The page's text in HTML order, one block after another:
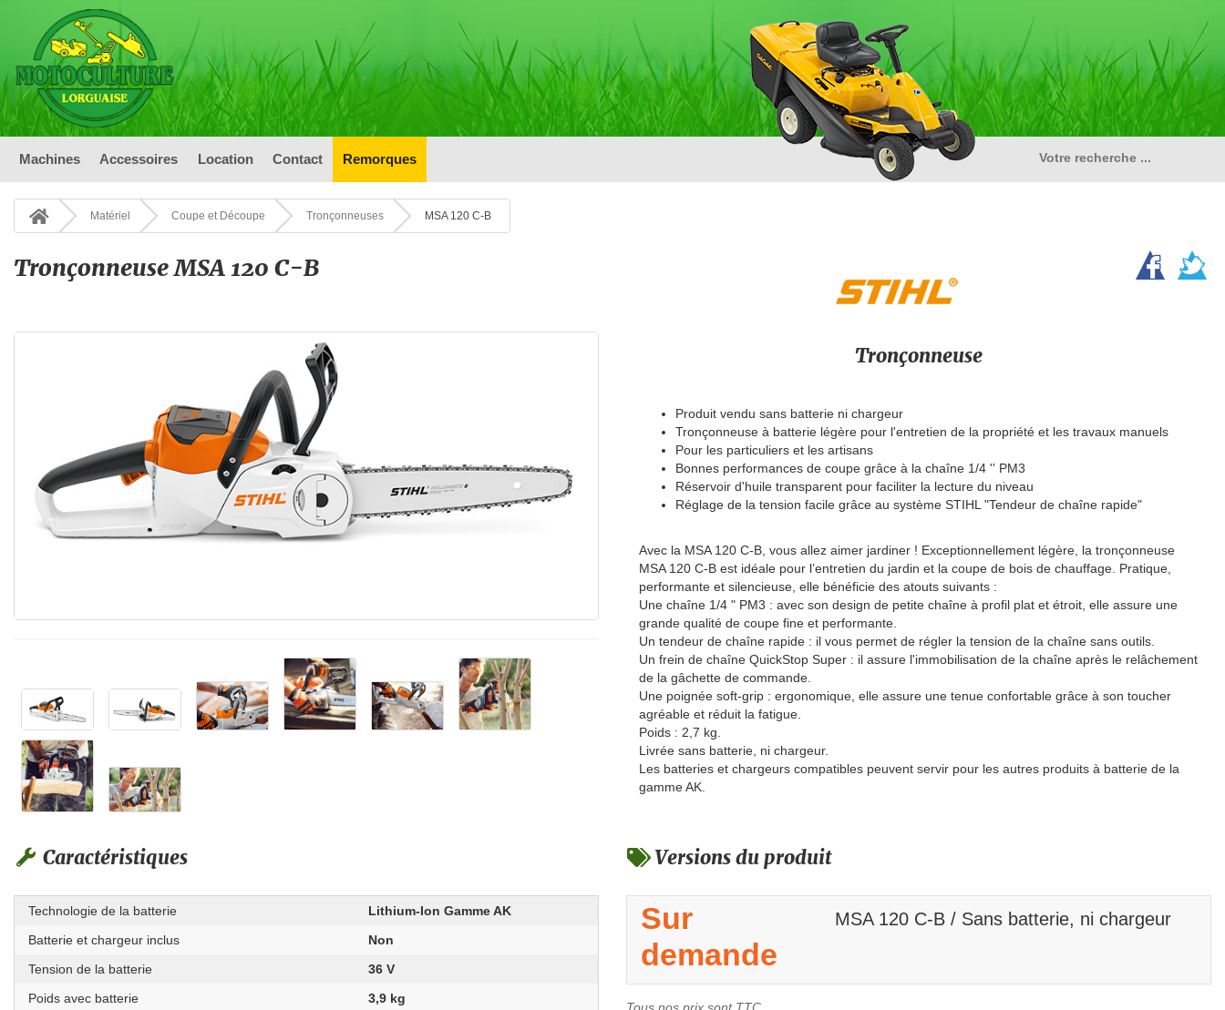
Machines Accessoires Location Contact Remorques
Matériel Coupe et Découpe Tronçonneuses MSA 120 C-B
Tronçonneuse MSA 120 C-B
Tronçonneuse
Produit vendu sans batterie ni chargeur
Tronçonneuse à batterie légère pour l'entretien de la propriété et les travaux manuels
Pour les particuliers et les artisans
Bonnes performances de coupe grâce à la chaîne 1/4 '' PM3
Réservoir d'huile transparent pour faciliter la lecture du niveau
Réglage de la tension facile grâce au système STIHL "Tendeur de chaîne rapide"
Avec la MSA 120 C-B, vous allez aimer jardiner ! Exceptionnellement légère, la tronçonneuse
MSA 120 C-B est idéale pour l’entretien du jardin et la coupe de bois de chauffage. Pratique,
performante et silencieuse, elle bénéficie des atouts suivants :
Une chaîne 1/4 " PM3 : avec son design de petite chaîne à profil plat et étroit, elle assure une
grande qualité de coupe fine et performante.
Un tendeur de chaîne rapide : il vous permet de régler la tension de la chaîne sans outils.
Un frein de chaîne QuickStop Super : il assure l'immobilisation de la chaîne après le relâchement
de la gâchette de commande.
Une poignée soft-grip : ergonomique, elle assure une tenue confortable grâce à son toucher
agréable et réduit la fatigue.
Poids : 2,7 kg.
Livrée sans batterie, ni chargeur.
Les batteries et chargeurs compatibles peuvent servir pour les autres produits à batterie de la
gamme AK.
Caractéristiques
Technologie de la batterie
Lithium-Ion Gamme AK
Batterie et chargeur inclus
Non
Tension de la batterie
36 V
Poids avec batterie
3,9 kg
Versions du produit
Sur
demande
MSA 120 C-B / Sans batterie, ni chargeur